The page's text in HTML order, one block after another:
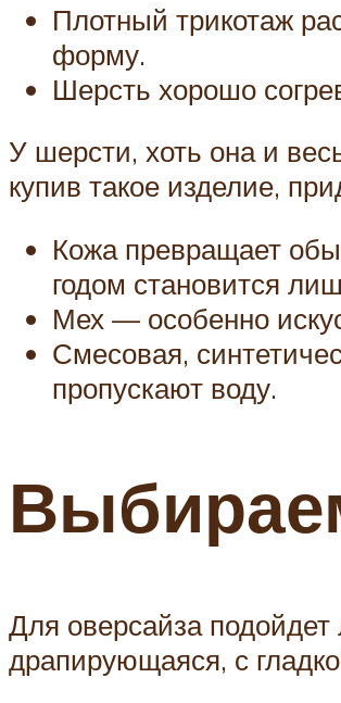
Плотный трикотаж
форму.
Шерсть хорошо
У шерсти, хоть она и
купив такое изделие,
Кожа превращает
годом становится
Мех — особенно
Смесовая,
пропускают воду.
Для оверсайза
драпирующаяся, с